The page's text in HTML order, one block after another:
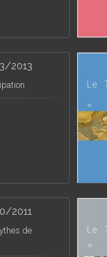
2013
2011
de